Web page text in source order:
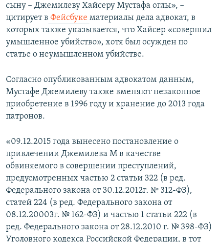
сыну – Джемилеву Хайсеру Мустафа оглы», –
цитирует в Фейсбуке материалы дела адвокат, в
которых также указывается, что Хайсер «совершил
умышленное убийство», хотя был осужден по
статье о неумышленном убийстве.
Согласно опубликованным адвокатом данным,
Мустафе Джемилеву также вменяют незаконное
приобретение в 1996 году и хранение до 2013 года
патронов.
«09.12.2015 года вынесено постановление о
привлечении Джемилева М в качестве
обвиняемого в совершении преступлений,
предусмотренных частью 2 статьи 322 (в ред.
Федерального закона от 30.12.2012г. № 312-ФЗ),
статей 224 (в ред. Федерального закона от
08.12.20003г. № 162-ФЗ) и частью 1 статьи 222 (в
ред. Федерального закона от 28.12.2010 г. № 398-ФЗ)
Уголовного кодекса Российской Федерации, в тот